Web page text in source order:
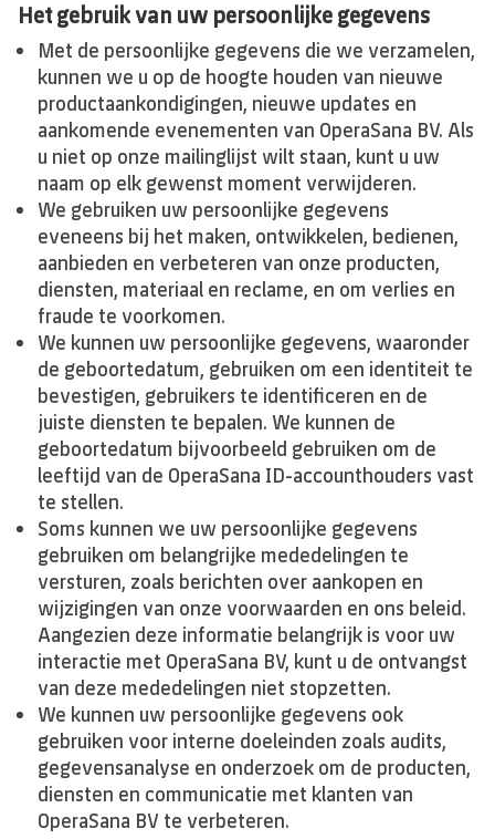
Het gebruik van uw persoonlijke gegevens
Met de persoonlijke gegevens die we verzamelen,
kunnen we u op de hoogte houden van nieuwe
productaankondigingen, nieuwe updates en
aankomende evenementen van OperaSana BV. Als
u niet op onze mailinglijst wilt staan, kunt u uw
naam op elk gewenst moment verwijderen.
We gebruiken uw persoonlijke gegevens
eveneens bij het maken, ontwikkelen, bedienen,
aanbieden en verbeteren van onze producten,
diensten, materiaal en reclame, en om verlies en
fraude te voorkomen.
We kunnen uw persoonlijke gegevens, waaronder
de geboortedatum, gebruiken om een identiteit te
bevestigen, gebruikers te identificeren en de
juiste diensten te bepalen. We kunnen de
geboortedatum bijvoorbeeld gebruiken om de
leeftijd van de OperaSana ID-accounthouders vast
te stellen.
Soms kunnen we uw persoonlijke gegevens
gebruiken om belangrijke mededelingen te
versturen, zoals berichten over aankopen en
wijzigingen van onze voorwaarden en ons beleid.
Aangezien deze informatie belangrijk is voor uw
interactie met OperaSana BV, kunt u de ontvangst
van deze mededelingen niet stopzetten.
We kunnen uw persoonlijke gegevens ook
gebruiken voor interne doeleinden zoals audits,
gegevensanalyse en onderzoek om de producten,
diensten en communicatie met klanten van
OperaSana BV te verbeteren.